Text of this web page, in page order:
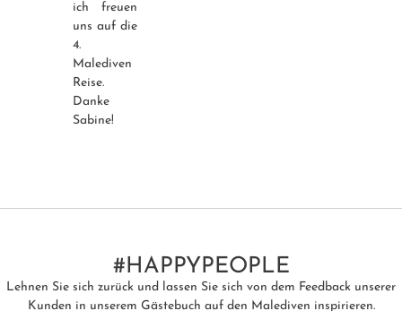
ich freuen
uns auf die
4.
Malediven
Reise.
Danke
Sabine!
#HAPPYPEOPLE
Lehnen Sie sich zurück und lassen Sie sich von dem Feedback unserer
Kunden in unserem Gästebuch auf den Malediven inspirieren.